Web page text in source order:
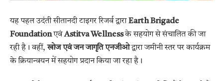
यह पहल उदंती सीतानदी टाइगर रिजर्व द्वाराEarth Brigade
FoundationएवंAstitva Wellnessके सहयोग से संचालित की जा
रही है। वहीं,खोज एवं जन जागृति एनजीओद्वारा जमीनी स्तर पर कार्यक्रम
के क्रियान्वयन में सहयोग प्रदान किया जा रहा है।